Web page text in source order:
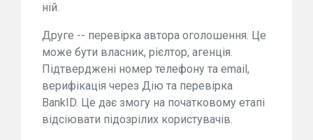
ній.
Друге -- перевірка автора оголошення. Це
може бути власник, рієлтор, агенція.
Підтверджені номер телефону та email,
верифікація через Дію та перевірка
BankID. Це дає змогу на початковому етапі
відсіювати підозрілих користувачів.